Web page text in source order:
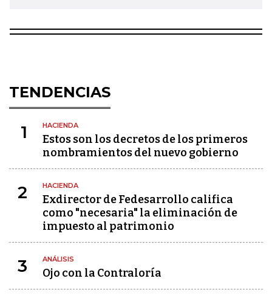
TENDENCIAS
1 HACIENDA
Estos son los decretos de los primeros
nombramientos del nuevo gobierno
2 HACIENDA
Exdirector de Fedesarrollo califica
como "necesaria" la eliminación de
impuesto al patrimonio
3 ANÁLISIS
Ojo con la Contraloría